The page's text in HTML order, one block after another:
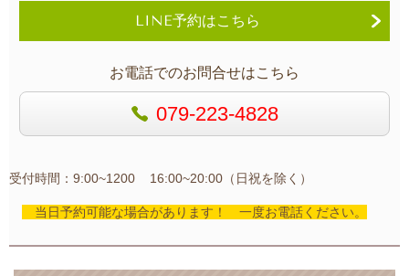
LINE予約はこちら
お電話でのお問合せはこちら
079-223-4828
受付時間：9:00~1200 16:00~20:00（日祝を除く）
当日予約可能な場合があります！ 一度お電話ください。